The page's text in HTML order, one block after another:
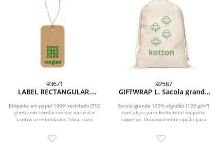
93671
LABEL RECTANGULAR.
reciclado (700 g/m²) com
formato retangular
Etiqueta em papel 100% reciclado (700
g/m²) com cordão em cor natural e
cantos arredondados. Ideal para
92587
GIFTWRAP L. Sacola grande
Sacola grande 100% algodão (120 g/m²)
com alças para fecho total na parte
superior. Uma excelente opção para